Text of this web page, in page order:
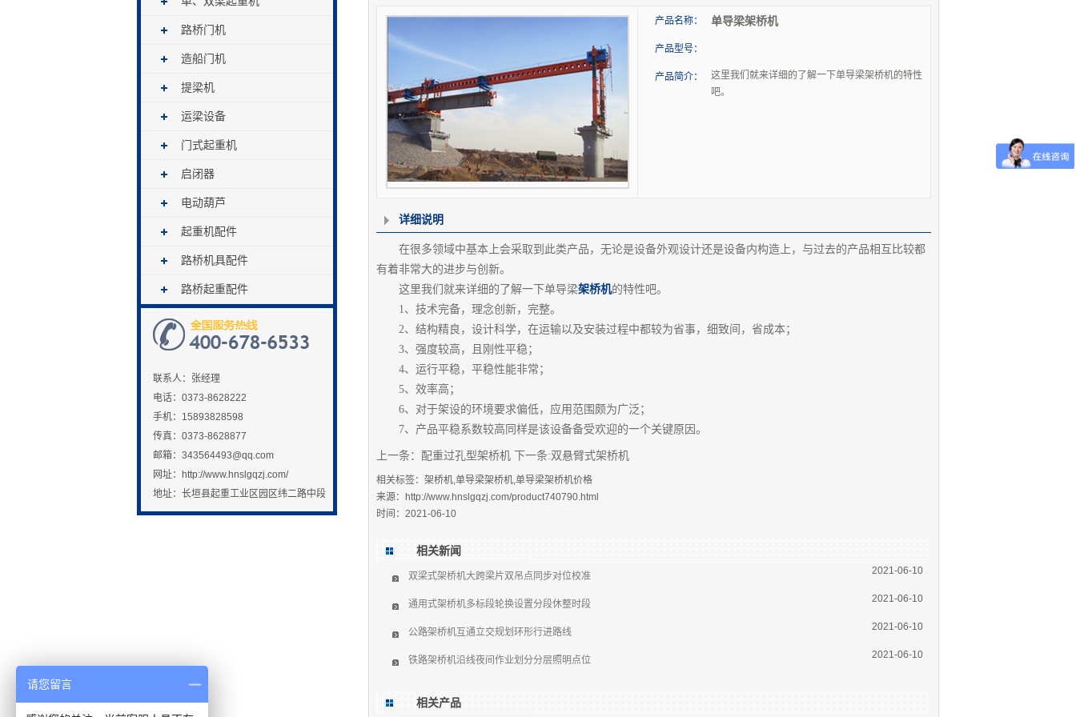
路桥门机
造船门机
提梁机
运梁设备
门式起重机
启闭器
电动葫芦
起重机配件
路桥机具配件
路桥起重配件
联系人：张经理
电话：0373-8628222
手机：15893828598
传真：0373-8628877
邮箱： 343564493@qq.com
网址：http://www.hnslgqzj.com/
地址：长垣县起重工业区园区纬二路中段
产品名称： 单导梁架桥机
产品型号：
产品简介：
这里我们就来详细的了解一下单导梁架桥机的特性
吧。
详细说明
在很多领域中基本上会采取到此类产品，无论是设备外观设计还是设备内构造上，与过去的产品相互比较都
有着非常大的进步与创新。
这里我们就来详细的了解一下单导梁架桥机的特性吧。
1、技术完备，理念创新，完整。
2、结构精良，设计科学，在运输以及安装过程中都较为省事，细致间，省成本；
3、强度较高，且刚性平稳；
4、运行平稳，平稳性能非常；
5、效率高；
6、对于架设的环境要求偏低，应用范围颇为广泛；
7、产品平稳系数较高同样是该设备备受欢迎的一个关键原因。
上一条： 配重过孔型架桥机 下一条:双悬臂式架桥机
相关标签：架桥机,单导梁架桥机,单导梁架桥机价格
来源：
http://www.hnslgqzj.com/product740790.html
时间：2021-06-10
相关新闻
双梁式架桥机大跨梁片双吊点同步对位校准 2021-06-10
通用式架桥机多标段轮换设置分段休整时段 2021-06-10
公路架桥机互通立交规划环形行进路线 2021-06-10
铁路架桥机沿线夜间作业划分分层照明点位 2021-06-10
相关产品
请您留言